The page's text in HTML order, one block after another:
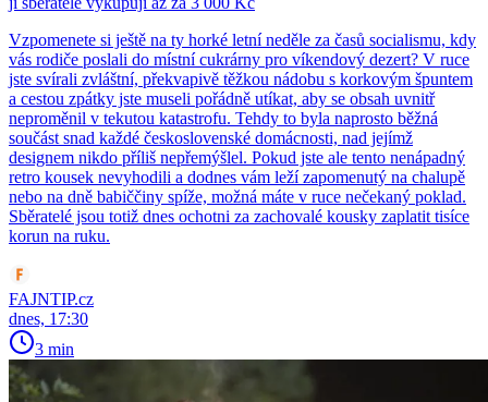
Vzpomenete si ještě na ty horké letní neděle za časů socialismu, kdy
vás rodiče poslali do místní cukrárny pro víkendový dezert? V ruce
jste svírali zvláštní, překvapivě těžkou nádobu s korkovým špuntem
a cestou zpátky jste museli pořádně utíkat, aby se obsah uvnitř
neproměnil v tekutou katastrofu. Tehdy to byla naprosto běžná
součást snad každé československé domácnosti, nad jejímž
designem nikdo příliš nepřemýšlel. Pokud jste ale tento nenápadný
retro kousek nevyhodili a dodnes vám leží zapomenutý na chalupě
nebo na dně babiččiny spíže, možná máte v ruce nečekaný poklad.
Sběratelé jsou totiž dnes ochotni za zachovalé kousky zaplatit tisíce
korun na ruku.
FAJNTIP.cz
dnes, 17:30
3 min